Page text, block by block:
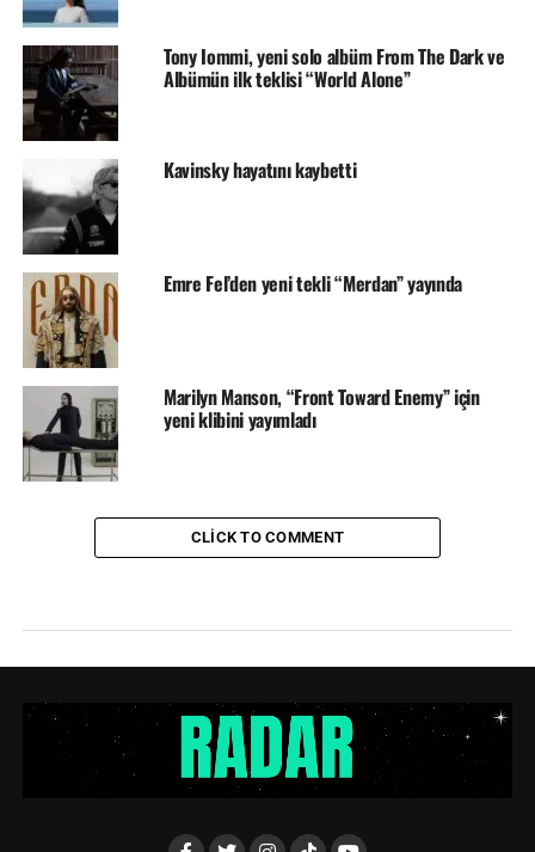
Tony Iommi, yeni solo albüm From The Dark ve
Albümün ilk teklisi “World Alone”
Kavinsky hayatını kaybetti
Emre Fel’den yeni tekli “Merdan” yayında
Marilyn Manson, “Front Toward Enemy” için
yeni klibini yayımladı
CLICK TO COMMENT